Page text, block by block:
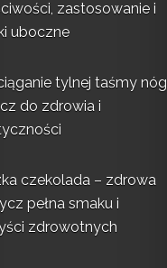
zastosowanie i
uboczne
tylnej taśmy nóg
do zdrowia i
czekolada – zdrowa
pełna smaku i
zdrowotnych